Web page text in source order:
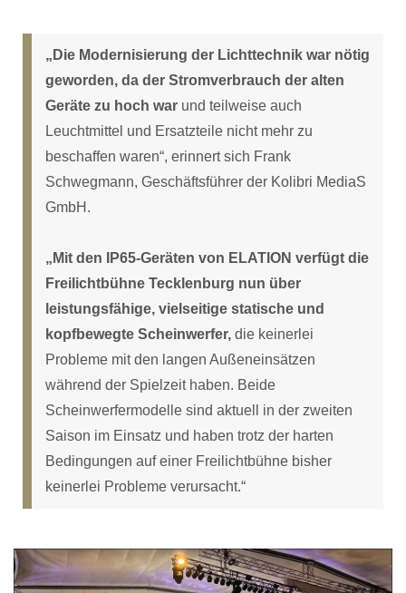
„Die Modernisierung der Lichttechnik war nötig
geworden, da der Stromverbrauch der alten
Geräte zu hoch war und teilweise auch
Leuchtmittel und Ersatzteile nicht mehr zu
beschaffen waren“, erinnert sich Frank
Schwegmann, Geschäftsführer der Kolibri MediaS
GmbH.
„Mit den IP65-Geräten von ELATION verfügt die
Freilichtbühne Tecklenburg nun über
leistungsfähige, vielseitige statische und
kopfbewegte Scheinwerfer, die keinerlei
Probleme mit den langen Außeneinsätzen
während der Spielzeit haben. Beide
Scheinwerfermodelle sind aktuell in der zweiten
Saison im Einsatz und haben trotz der harten
Bedingungen auf einer Freilichtbühne bisher
keinerlei Probleme verursacht.“